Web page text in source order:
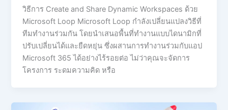
วิธีการ Create and Share Dynamic Workspaces ด้วย
Microsoft Loop Microsoft Loop กำลังเปลี่ยนแปลงวิธีที่
ทีมทำงานร่วมกัน โดยนำเสนอพื้นที่ทำงานแบบไดนามิกที่
ปรับเปลี่ยนได้และยืดหยุ่น ซึ่งผสานการทำงานร่วมกับแอป
Microsoft 365 ได้อย่างไร้รอยต่อ ไม่ว่าคุณจะจัดการ
โครงการ ระดมความคิด หรือ